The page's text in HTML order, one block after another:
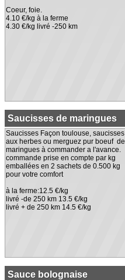
Coeur, foie.
4.10 €/kg à la ferme
4.30 €/kg livré -250 km
Saucisses de maringues
Saucisses Façon toulouse, saucisses
aux herbes ou merguez pur boeuf de
maringues à commander a l'avance.
commande prise en compte par kg
emballées en 2 sachets de 0.500 kg
pour votre comfort
à la ferme:12.5 €/kg
livré -de 250 km 13.5 €/kg
livré + de 250 km 14.5 €/kg
Sauce bolognaise